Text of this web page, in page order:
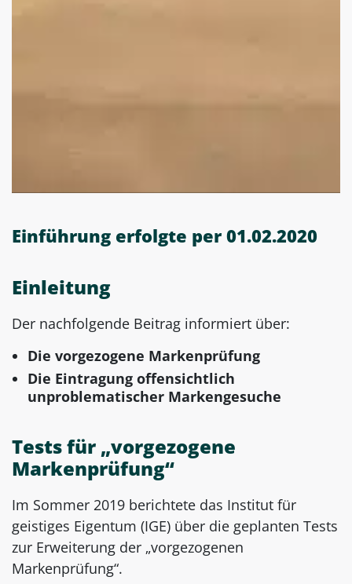
Einführung erfolgte per 01.02.2020
Einleitung
Der nachfolgende Beitrag informiert über:
Die vorgezogene Markenprüfung
Die Eintragung offensichtlich
unproblematischer Markengesuche
Tests für „vorgezogene
Markenprüfung“
Im Sommer 2019 berichtete das Institut für
geistiges Eigentum (IGE) über die geplanten Tests
zur Erweiterung der „vorgezogenen
Markenprüfung“.